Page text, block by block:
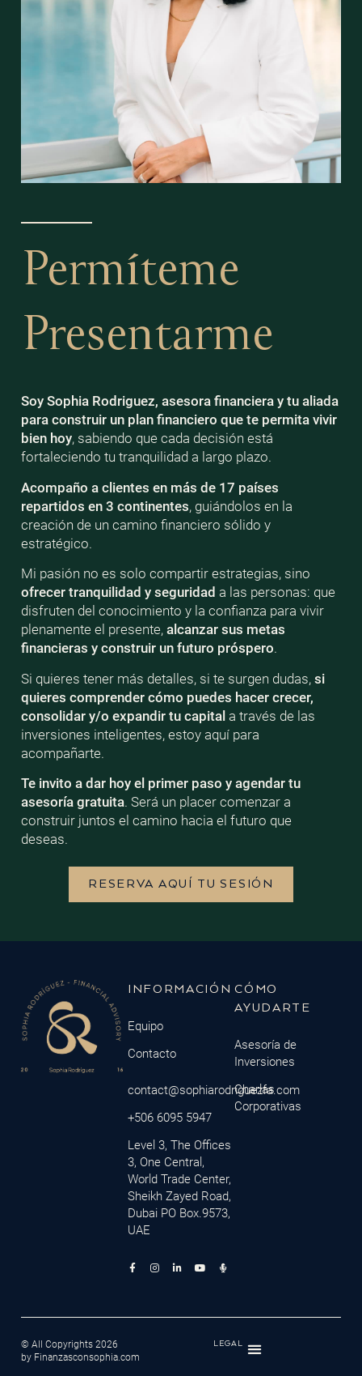
Permíteme
Presentarme
Soy Sophia Rodriguez, asesora financiera y tu aliada
para construir un plan financiero que te permita vivir
bien hoy, sabiendo que cada decisión está
fortaleciendo tu tranquilidad a largo plazo.
Acompaño a clientes en más de 17 países
repartidos en 3 continentes, guiándolos en la
creación de un camino financiero sólido y
estratégico.
Mi pasión no es solo compartir estrategias, sino
ofrecer tranquilidad y seguridad a las personas: que
disfruten del conocimiento y la confianza para vivir
plenamente el presente, alcanzar sus metas
financieras y construir un futuro próspero.
Si quieres tener más detalles, si te surgen dudas, si
quieres comprender cómo puedes hacer crecer,
consolidar y/o expandir tu capitala través de las
inversiones inteligentes, estoy aquí para
acompañarte.
Te invito a dar hoy el primer paso y agendar tu
asesoría gratuita. Será un placer comenzar a
construir juntos el camino hacia el futuro que
deseas.
RESERVA AQUÍ TU SESIÓN
INFORMACIÓN
Equipo
Contacto
contact@sophiarodriguezfa.com
+506 6095 5947
Level 3, The Offices
3, One Central,
World Trade Center,
Sheikh Zayed Road,
Dubai PO Box.9573,
UAE
CÓMO
AYUDARTE
Asesoría de
Inversiones
Charlas
Corporativas
© All Copyrights 2026
by Finanzasconsophia.com
LEGAL